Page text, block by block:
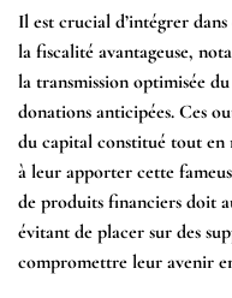
Il est crucial d’intégrer
la fiscalité avantageuse,
la transmission optimisée
donations anticipées. Ces
du capital constitué tout
à leur apporter cette
de produits financiers doit
évitant de placer sur des
compromettre leur avenir